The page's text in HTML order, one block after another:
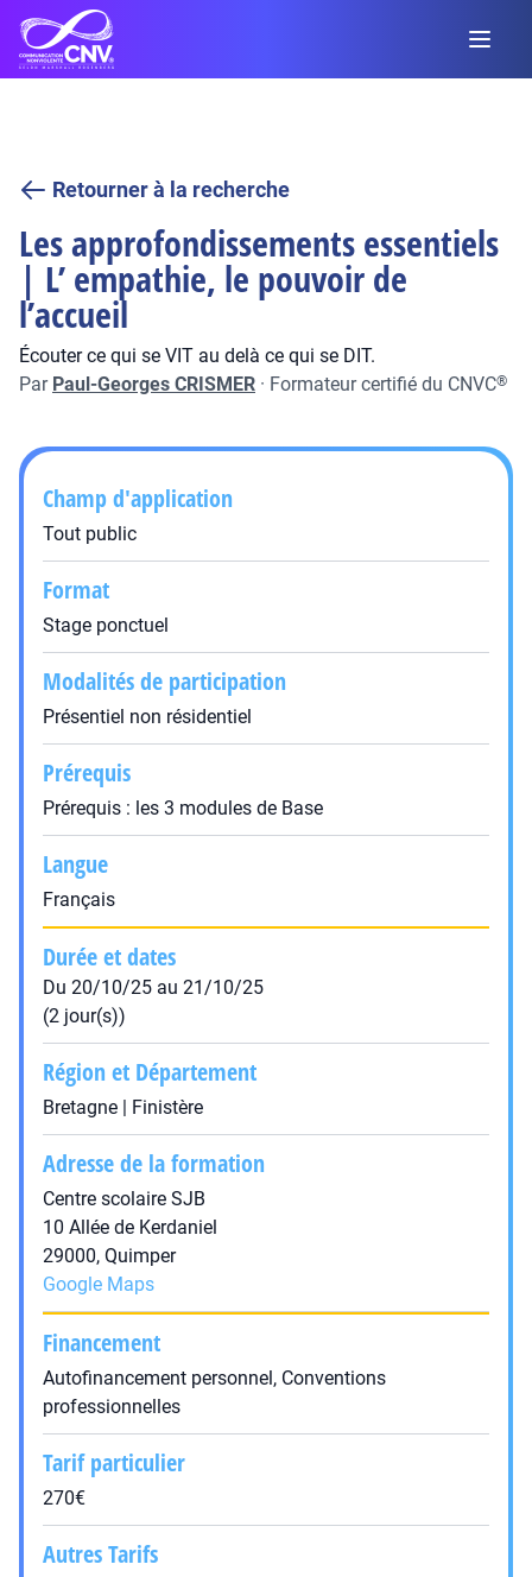
Retourner à la recherche
Les approfondissements essentiels
| L’ empathie, le pouvoir de
l’accueil
Écouter ce qui se VIT au delà ce qui se DIT.
Par Paul-Georges CRISMER · Formateur certifié du CNVC®
Champ d'application
Tout public
Format
Stage ponctuel
Modalités de participation
Présentiel non résidentiel
Prérequis
Prérequis : les 3 modules de Base
Langue
Français
Durée et dates
Du 20/10/25 au 21/10/25
(2 jour(s))
Région et Département
Bretagne | Finistère
Adresse de la formation
Centre scolaire SJB
10 Allée de Kerdaniel
29000, Quimper
Google Maps
Financement
Autofinancement personnel, Conventions
professionnelles
Tarif particulier
270€
Autres Tarifs